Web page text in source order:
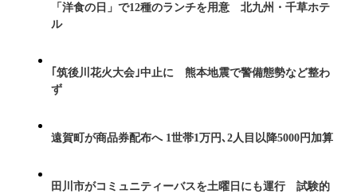
「洋食の日」で12種のランチを用意 北九州・千草ホテ
ル
｢筑後川花火大会｣中止に 熊本地震で警備態勢など整わ
ず
遠賀町が商品券配布へ 1世帯1万円､2人目以降5000円加算
田川市がコミュニティーバスを土曜日にも運行 試験的